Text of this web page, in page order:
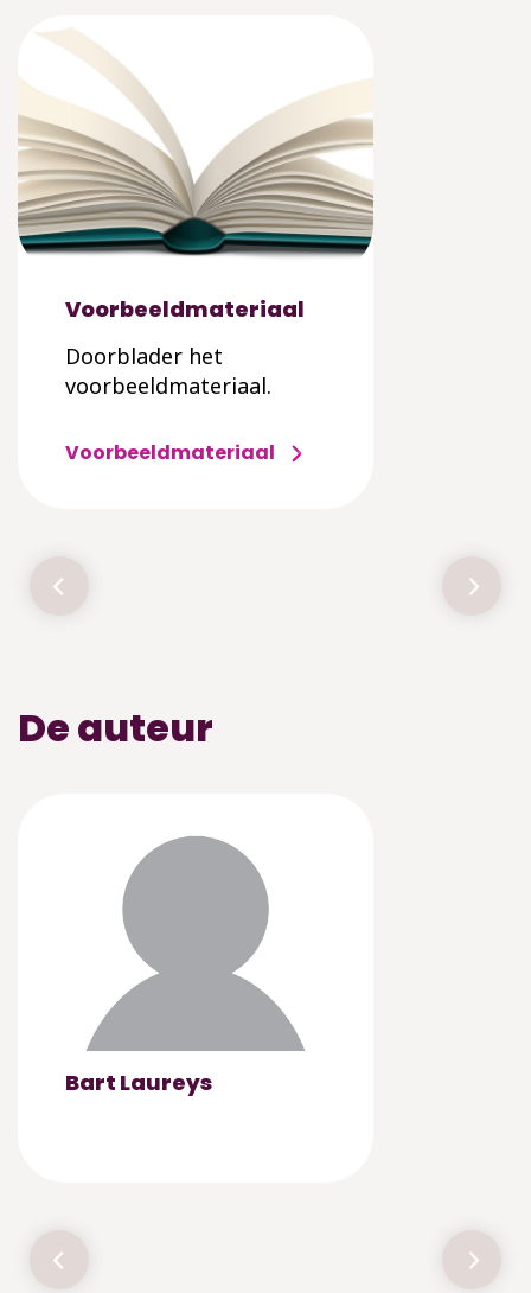
Voorbeeldmateriaal
Doorblader het
voorbeeldmateriaal.
Voorbeeldmateriaal
De auteur
Bart Laureys